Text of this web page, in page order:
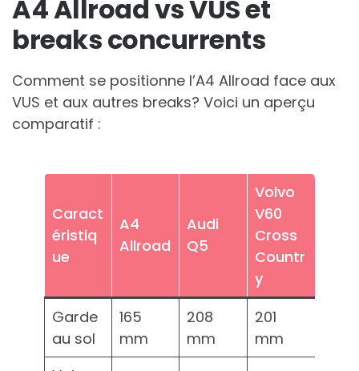
A4 Allroad vs VUS et
breaks concurrents
Comment se positionne l’A4 Allroad face aux
VUS et aux autres breaks? Voici un aperçu
comparatif :
Caract
éristiq
ue
A4
Allroad
Audi
Q5
Volvo
V60
Cross
Countr
y
Garde
au sol
165
mm
208
mm
201
mm